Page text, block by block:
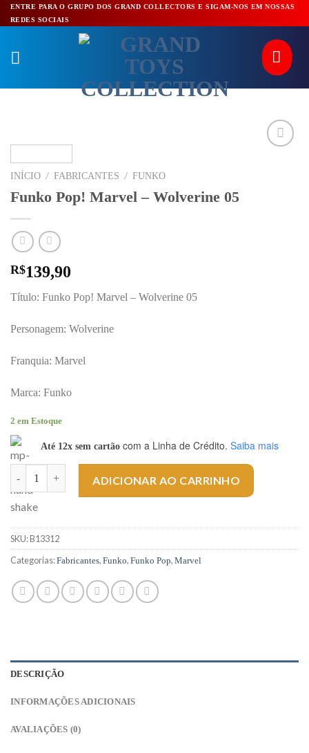
Pular
para
ENTRE PARA O GRUPO DOS GRAND COLLECTORS E SIGAM-NOS EM NOSSAS
REDES SOCIAIS
INÍCIO / FABRICANTES / FUNKO
Funko Pop! Marvel – Wolverine 05
R$139,90
Título: Funko Pop! Marvel – Wolverine 05
Personagem: Wolverine
Franquia: Marvel
Marca: Funko
2 em Estoque
Até 12x sem cartão com a Linha de Crédito. Saiba mais
Funko Pop! Marvel - Wolverine 05 Quantidade
ADICIONAR AO CARRINHO
SKU:B13312
Categorias:Fabricantes, Funko, Funko Pop, Marvel
DESCRIÇÃO
INFORMAÇÕES ADICIONAIS
AVALIAÇÕES (0)